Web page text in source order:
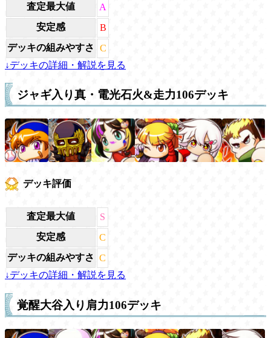
査定最大値
A
安定感
B
デッキの組みやすさ
C
↓デッキの詳細・解説を見る
ジャギ入り真・電光石火&走力106デッキ
デッキ評価
査定最大値
S
安定感
C
デッキの組みやすさ C
↓デッキの詳細・解説を見る
覚醒大谷入り肩力106デッキ